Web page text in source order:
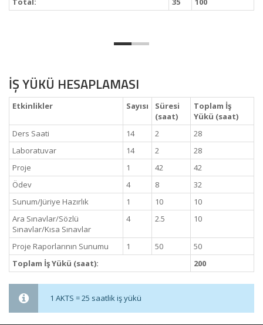
İŞ YÜKÜ HESAPLAMASI
Etkinlikler Sayısı
Süresi
(saat)
Toplam İş
Yükü (saat)
Ders Saati
14 2
28
Laboratuvar
14 2
28
Proje
1 42
42
Ödev
4 8
32
Sunum/Jüriye Hazırlık
1 10
10
Ara Sınavlar/Sözlü
Sınavlar/Kısa Sınavlar
4 2.5 10
Proje Raporlarının Sunumu 1 50
50
Toplam İş Yükü (saat):
200
1 AKTS = 25 saatlik iş yükü